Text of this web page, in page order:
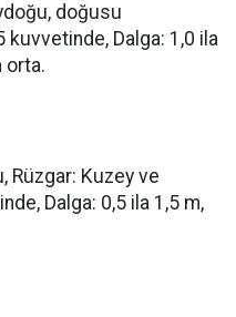
doğusu
kuvvetinde, Dalga: 1,0 ila
orta.
Rüzgar: Kuzey ve
Dalga: 0,5 ila 1,5 m,